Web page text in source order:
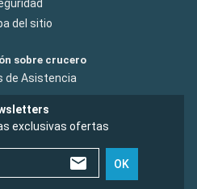
del sitio
sobre crucero
de Asistencia
exclusivas ofertas
OK